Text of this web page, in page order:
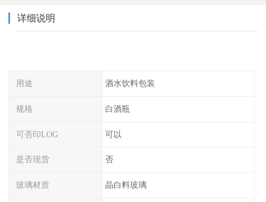
详细说明
用途 酒水饮料包装
规格 白酒瓶
可否印LOG 可以
是否现货 否
玻璃材质 晶白料玻璃